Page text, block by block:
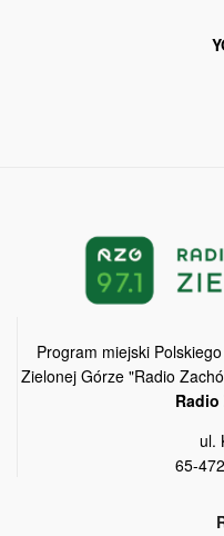
Program miejski
Zielonej Górze "Radio
ul.
65-